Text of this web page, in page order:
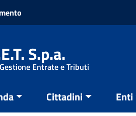
S.p.a.
Entrate e Tributi
Cittadini Enti